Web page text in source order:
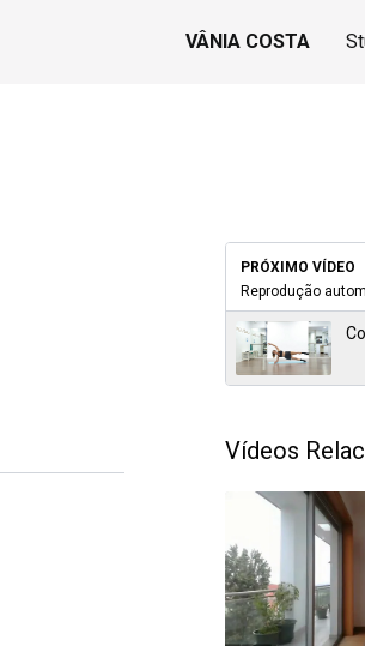
VÂNIA COSTA
PRÓXIMO VÍDEO
Reprodução
Vídeos